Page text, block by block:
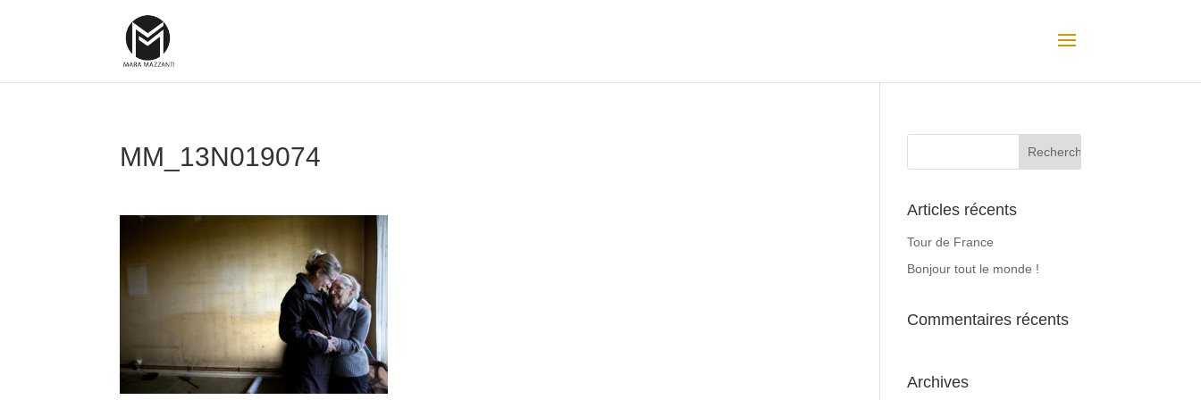
MM_13N019074
Articles récents
Tour de France
Bonjour tout le monde !
Commentaires récents
Archives